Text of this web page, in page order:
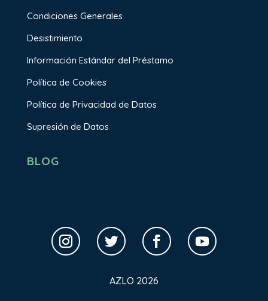
Condiciones Generales
Desistimiento
Información Estándar del Préstamo
Política de Cookies
Política de Privacidad de Datos
Supresión de Datos
BLOG
AZLO 2026